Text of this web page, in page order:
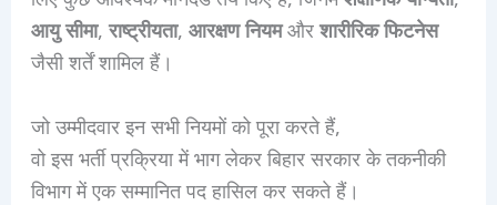
आयु सीमा,राष्ट्रीयता, आरक्षण नियमऔरशारीरिक फिटनेस
जैसी शर्तें शामिल हैं।
जो उम्मीदवार इन सभी नियमों को पूरा करते हैं,
वो इस भर्ती प्रक्रिया में भाग लेकर बिहार सरकार के तकनीकी
विभाग में एक सम्मानित पद हासिल कर सकते हैं।